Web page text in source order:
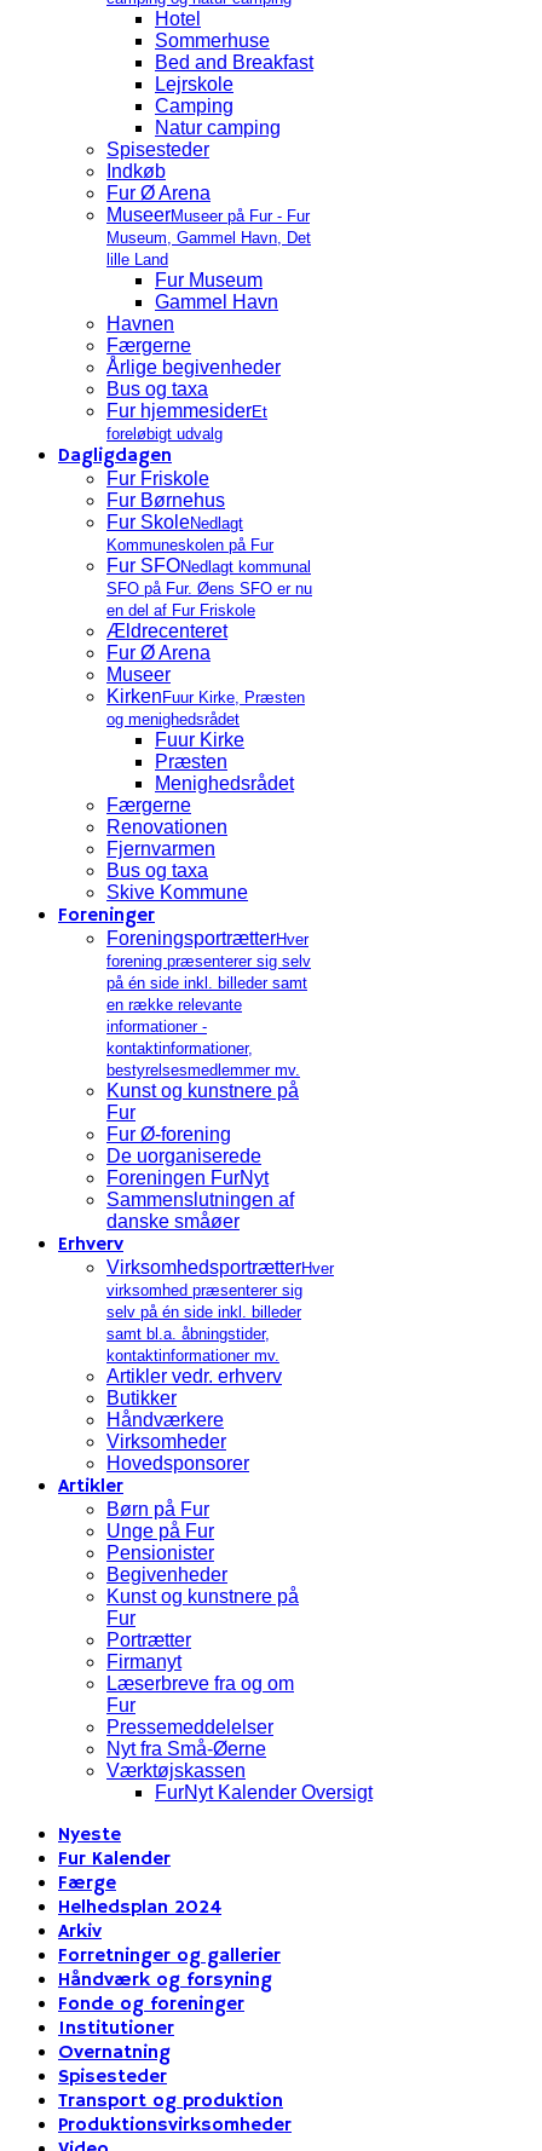
Hotel
Sommerhuse
Bed and Breakfast
Lejrskole
Camping
Natur camping
Spisesteder
Indkøb
Fur Ø Arena
MuseerMuseer på Fur - Fur
Museum, Gammel Havn, Det
lille Land
Fur Museum
Gammel Havn
Havnen
Færgerne
Årlige begivenheder
Bus og taxa
Fur hjemmesiderEt
foreløbigt udvalg
Dagligdagen
Fur Friskole
Fur Børnehus
Fur SkoleNedlagt
Kommuneskolen på Fur
Fur SFONedlagt kommunal
SFO på Fur. Øens SFO er nu
en del af Fur Friskole
Ældrecenteret
Fur Ø Arena
Museer
Kirken Fuur Kirke, Præsten
og menighedsrådet
Fuur Kirke
Præsten
Menighedsrådet
Færgerne
Renovationen
Fjernvarmen
Bus og taxa
Skive Kommune
Foreninger
ForeningsportrætterHver
forening præsenterer sig selv
på én side inkl. billeder samt
en række relevante
informationer -
kontaktinformationer,
bestyrelsesmedlemmer mv.
Kunst og kunstnere på
Fur
Fur Ø-forening
De uorganiserede
Foreningen FurNyt
Sammenslutningen af
danske småøer
Erhverv
VirksomhedsportrætterHver
virksomhed præsenterer sig
selv på én side inkl. billeder
samt bl.a. åbningstider,
kontaktinformationer mv.
Artikler vedr. erhverv
Butikker
Håndværkere
Virksomheder
Hovedsponsorer
Artikler
Børn på Fur
Unge på Fur
Pensionister
Begivenheder
Kunst og kunstnere på
Fur
Portrætter
Firmanyt
Læserbreve fra og om
Fur
Pressemeddelelser
Nyt fra Små-Øerne
Værktøjskassen
FurNyt Kalender Oversigt
Nyeste
Fur Kalender
Færge
Helhedsplan 2024
Arkiv
Forretninger og gallerier
Håndværk og forsyning
Fonde og foreninger
Institutioner
Overnatning
Spisesteder
Transport og produktion
Produktionsvirksomheder